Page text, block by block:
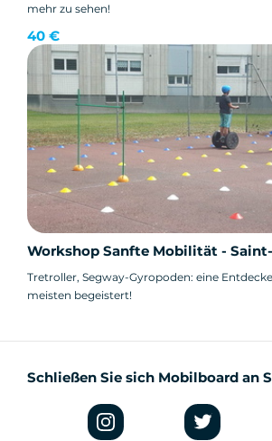
mehr zu sehen!
40 €
Workshop Sanfte Mobilität -
Tretroller, Segway-Gyropoden: eine
meisten begeistert!
Schließen Sie sich Mobilboard an